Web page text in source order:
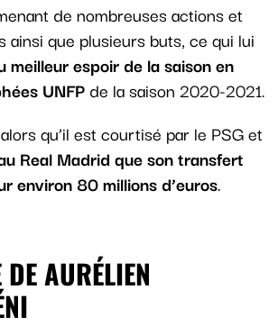
de nombreuses actions et
ainsi que plusieurs buts, ce qui lui
meilleur espoir de la saison en
UNFP de la saison 2020-2021.
qu’il est courtisé par le PSG et
Real Madrid que son transfert
environ 80 millions d’euros.
AURÉLIEN